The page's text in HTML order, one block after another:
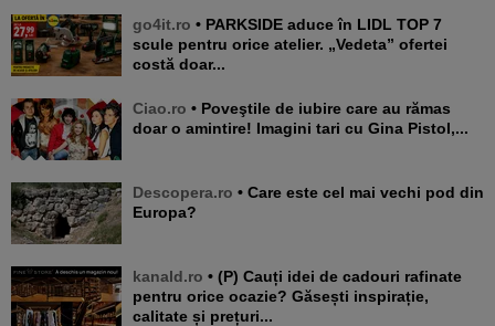
go4it.ro • PARKSIDE aduce în LIDL TOP 7
scule pentru orice atelier. „Vedeta” ofertei
costă doar...
Ciao.ro • Poveştile de iubire care au rămas
doar o amintire! Imagini tari cu Gina Pistol,...
Descopera.ro • Care este cel mai vechi pod din
Europa?
kanald.ro • (P) Cauți idei de cadouri rafinate
pentru orice ocazie? Găsești inspirație,
calitate și prețuri...